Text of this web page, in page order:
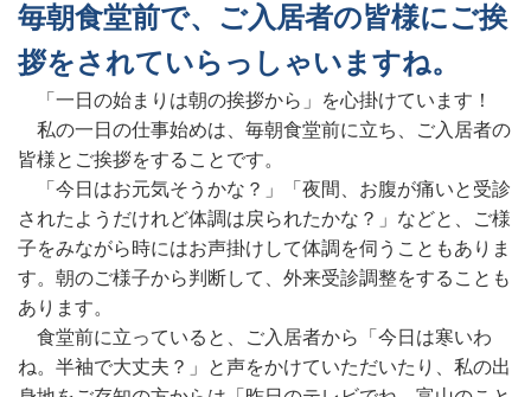
毎朝食堂前で、ご入居者の皆様にご挨
拶をされていらっしゃいますね。
「一日の始まりは朝の挨拶から」を心掛けています！
私の一日の仕事始めは、毎朝食堂前に立ち、ご入居者の
皆様とご挨拶をすることです。
「今日はお元気そうかな？」「夜間、お腹が痛いと受診
されたようだけれど体調は戻られたかな？」などと、ご様
子をみながら時にはお声掛けして体調を伺うこともありま
す。朝のご様子から判断して、外来受診調整をすることも
あります。
食堂前に立っていると、ご入居者から「今日は寒いわ
ね。半袖で大丈夫？」と声をかけていただいたり、私の出